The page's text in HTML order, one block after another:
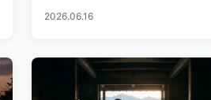
2026.06.16